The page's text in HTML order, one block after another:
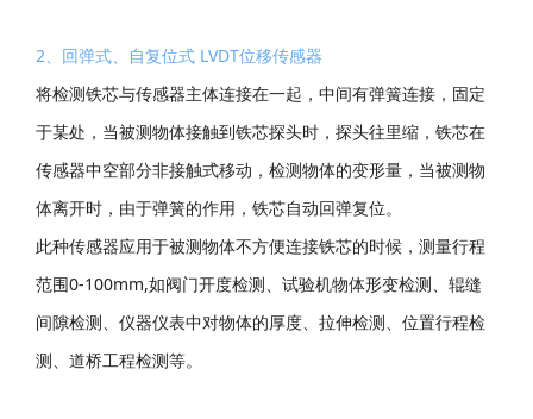
2、回弹式、自复位式 LVDT位移传感器
将检测铁芯与传感器主体连接在一起，中间有弹簧连接，固定
于某处，当被测物体接触到铁芯探头时，探头往里缩，铁芯在
传感器中空部分非接触式移动，检测物体的变形量，当被测物
体离开时，由于弹簧的作用，铁芯自动回弹复位。
此种传感器应用于被测物体不方便连接铁芯的时候，测量行程
范围0-100mm,如阀门开度检测、试验机物体形变检测、辊缝
间隙检测、仪器仪表中对物体的厚度、拉伸检测、位置行程检
测、道桥工程检测等。